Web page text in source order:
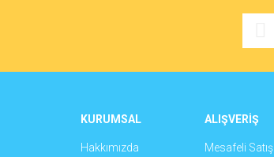
KURUMSAL
Hakkımızda
ALIŞVERİŞ
Mesafeli Satış